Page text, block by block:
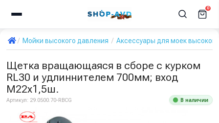
0
Мойки высокого давления Аксессуары для моек
Щетка вращающаяся в сборе с курком
RL30 и удлиннителем 700мм; вход
М22х1,5ш.
Артикул: 29.0500.70-RBCG В наличии